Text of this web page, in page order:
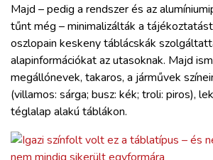
Majd – pedig a rendszer és az
tűnt még – minimalizálták a
oszlopain keskeny táblácskák
alapinformációkat az utasoknak. Majd
megállónevek, takaros, a járművek
(villamos: sárga; busz: kék; troli: piros),
téglalap alakú táblákon.